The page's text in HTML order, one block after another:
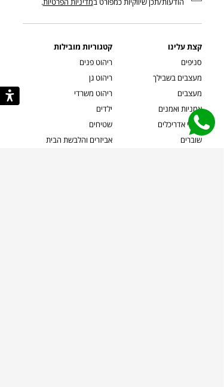
קצת עלינו
סניפים
מעצבים בשבילך
מעצבים
אמניות ואמנים
קשרי אדריכלים
שוברים
קטגוריות מובילות
ריהוט פנים
ריהוט גן
ריהוט משרדי
ילדים
שטיחים
אביזרים והלבשת הבית